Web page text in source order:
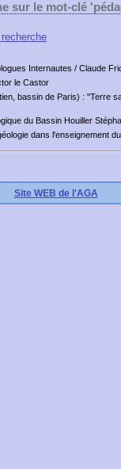
sur le mot-clé
Internautes / Claude
le Castor
bassin de Paris) : "Terre
du Bassin Houiller
dans l'enseignement
Site WEB de l'AGA